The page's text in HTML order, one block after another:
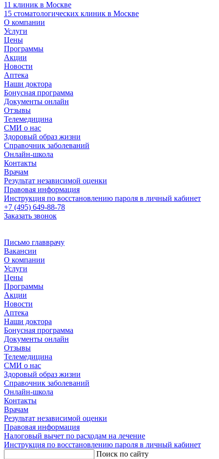
11 клиник в Москве
15 стоматологических клиник в Москве
О компании
Услуги
Цены
Программы
Акции
Новости
Аптека
Наши доктора
Бонусная программа
Документы онлайн
Отзывы
Телемедицина
СМИ о нас
Здоровый образ жизни
Справочник заболеваний
Онлайн-школа
Контакты
Врачам
Результат независимой оценки
Правовая информация
Инструкция по восстановлению пароля в личный кабинет
+7 (495) 649-88-78
Заказать звонок
Письмо главврачу
Вакансии
О компании
Услуги
Цены
Программы
Акции
Новости
Аптека
Наши доктора
Бонусная программа
Документы онлайн
Отзывы
Телемедицина
СМИ о нас
Здоровый образ жизни
Справочник заболеваний
Онлайн-школа
Контакты
Врачам
Результат независимой оценки
Правовая информация
Налоговый вычет по расходам на лечение
Инструкция по восстановлению пароля в личный кабинет
Поиск по сайту